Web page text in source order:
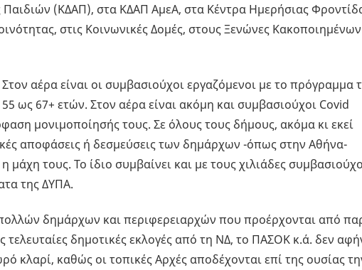
(ΚΔΑΠ), στα ΚΔΑΠ ΑµεΑ, στα Κέ­ντρα Ηµε­ρή­σιας
στις Κοι­νω­νι­κές Δοµές, στους Ξε­νώ­νες Κα­κο­ποι­η­µέ­νων
αέρα είναι οι συ­µβα­σιού­χοι ερ­γα­ζό­µε­νοι µε το πρό­γρα­µµα
ως 67+ ετών. Στον αέρα είναι ακόµη και συ­µβα­σιού­χοι Covid
µο­νι­µο­ποί­η­σής τους. Σε όλους τους δή­µους, ακόµα κι εκεί
απο­φά­σεις ή δε­σµεύ­σεις των δη­µάρ­χων -όπως στην Αθή­να-
µάχη τους. Το ίδιο συ­µβαί­νει και µε τους χι­λιά­δες
της ΔΥΠΑ.
δη­µάρ­χων και πε­ρι­φε­ρειαρ­χών που προ­έρ­χο­νται από
τε­λευ­ταί­ες δη­µο­τι­κές εκλο­γές από τη ΝΔ, το ΠΑΣΟΚ κ.ά. δεν
κλαρί, καθώς οι το­πι­κές Αρχές απο­δέ­χο­νται επί της ου­σί­ας